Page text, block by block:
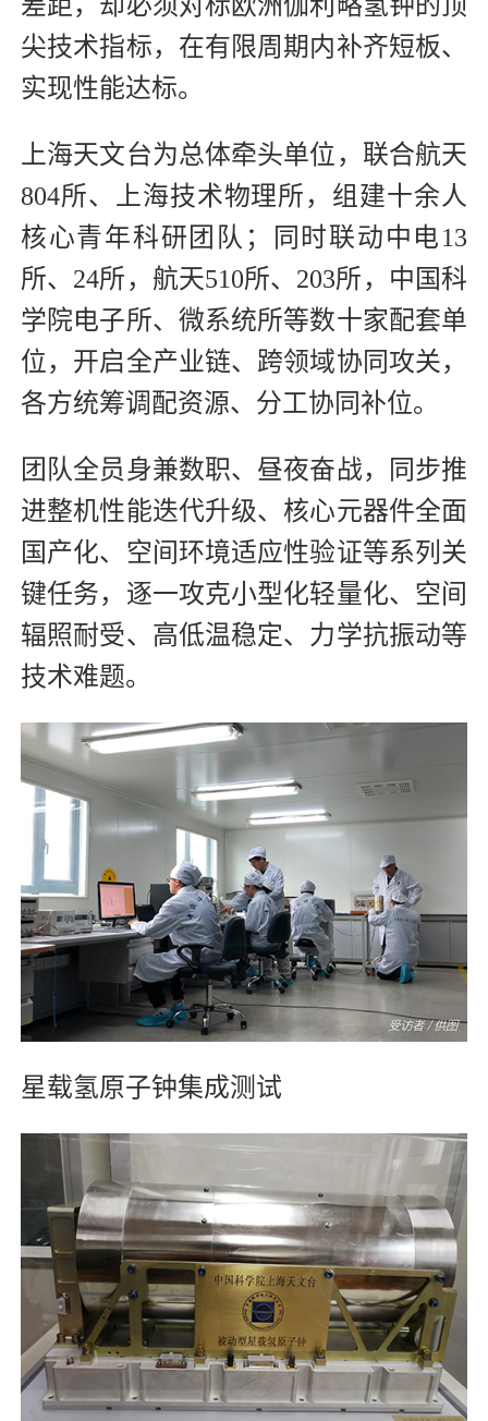
差距，却必须对标欧洲伽利略氢钟的顶
尖技术指标，在有限周期内补齐短板、
实现性能达标。
上海天文台为总体牵头单位，联合航天
804所、上海技术物理所，组建十余人
核心青年科研团队；同时联动中电13
所、24所，航天510所、203所，中国科
学院电子所、微系统所等数十家配套单
位，开启全产业链、跨领域协同攻关，
各方统筹调配资源、分工协同补位。
团队全员身兼数职、昼夜奋战，同步推
进整机性能迭代升级、核心元器件全面
国产化、空间环境适应性验证等系列关
键任务，逐一攻克小型化轻量化、空间
辐照耐受、高低温稳定、力学抗振动等
技术难题。
星载氢原子钟集成测试